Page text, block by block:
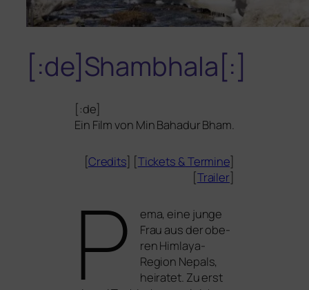
[:de]Shambhala[:]
[:de]
Ein Film von Min Bahadur Bham.
[Credits] [Tickets &Termine]
[Trailer]
P
ema, eine jun­ge
Frau aus der obe­
ren Himlaya-
Region Nepals,
hei­ra­tet. Zu erst